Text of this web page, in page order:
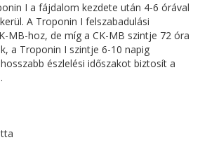
I a fájdalom kezdete után 4-6 órával
A Troponin I felszabadulási
MB-hoz, de míg a CK-MB szintje 72 óra
a Troponin I szintje 6-10 napig
észlelési időszakot biztosít a